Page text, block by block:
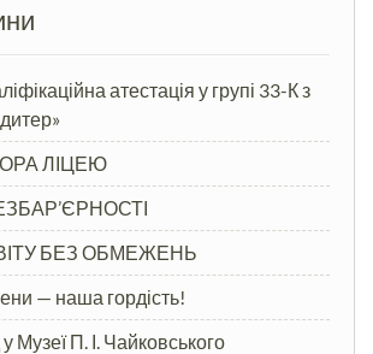
атестація у групі 33-К з
ЛІЦЕЮ
БЕЗ ОБМЕЖЕНЬ
— наша гордість!
Музеї П. І. Чайковського